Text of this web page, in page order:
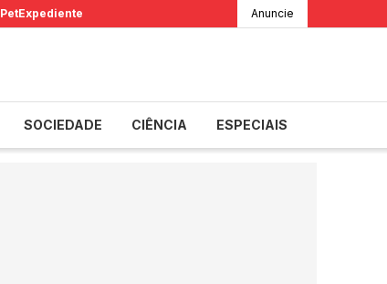
PetExpediente Anuncie
SOCIEDADE CIÊNCIA ESPECIAIS